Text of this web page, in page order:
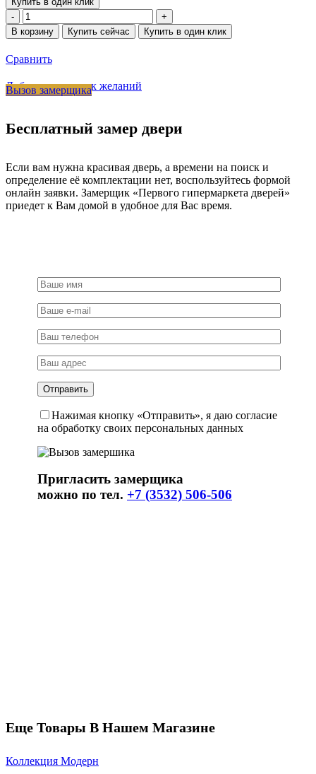
Количество
товара
ARCH
CSA,
дверная,
матовый
В корзину Купить сейчас Купить в один клик
Сравнить
Добавить в список желаний
Вызов замерщика
Бесплатный замер двери
Если вам нужна красивая дверь, а времени на поиск и
определение её комплектации нет, воспользуйтесь формой
онлайн заявки. Замерщик «Первого гипермаркета дверей»
приедет к Вам домой в удобное для Вас время.
Нажимая кнопку «Отправить», я даю согласие
на обработку своих персональных данных
Пригласить замерщика
можно по тел. +7 (3532) 506-506
Еще Товары В Нашем Магазине
Коллекция Модерн